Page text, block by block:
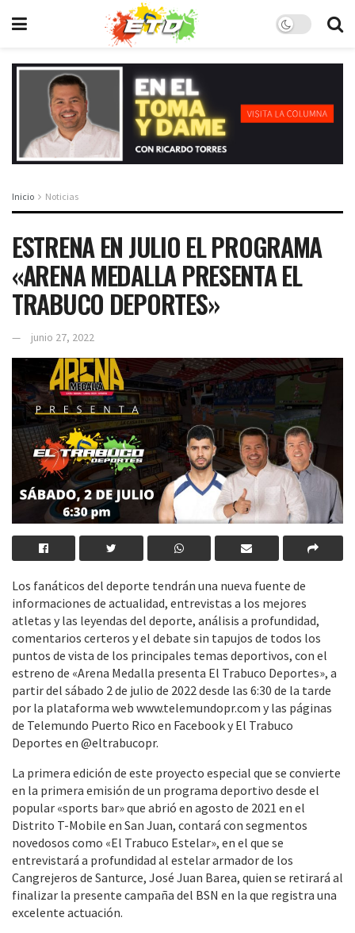
Inicio Noticias
ESTRENA EN JULIO EL PROGRAMA
«ARENA MEDALLA PRESENTA EL
TRABUCO DEPORTES»
junio 27, 2022
Los fanáticos del deporte tendrán una nueva fuente de
informaciones de actualidad, entrevistas a los mejores
atletas y las leyendas del deporte, análisis a profundidad,
comentarios certeros y el debate sin tapujos de todos los
puntos de vista de los principales temas deportivos, con el
estreno de «Arena Medalla presenta El Trabuco Deportes», a
partir del sábado 2 de julio de 2022 desde las 6:30 de la tarde
por la plataforma web www.telemundopr.com y las páginas
de Telemundo Puerto Rico en Facebook y El Trabuco
Deportes en @eltrabucopr.
La primera edición de este proyecto especial que se convierte
en la primera emisión de un programa deportivo desde el
popular «sports bar» que abrió en agosto de 2021 en el
Distrito T-Mobile en San Juan, contará con segmentos
novedosos como «El Trabuco Estelar», en el que se
entrevistará a profundidad al estelar armador de los
Cangrejeros de Santurce, José Juan Barea, quien se retirará al
finalizar la presente campaña del BSN en la que registra una
excelente actuación.